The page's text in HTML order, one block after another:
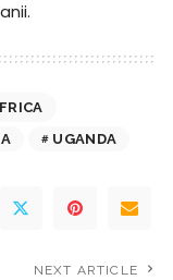
UGANDA
NEXT ARTICLE